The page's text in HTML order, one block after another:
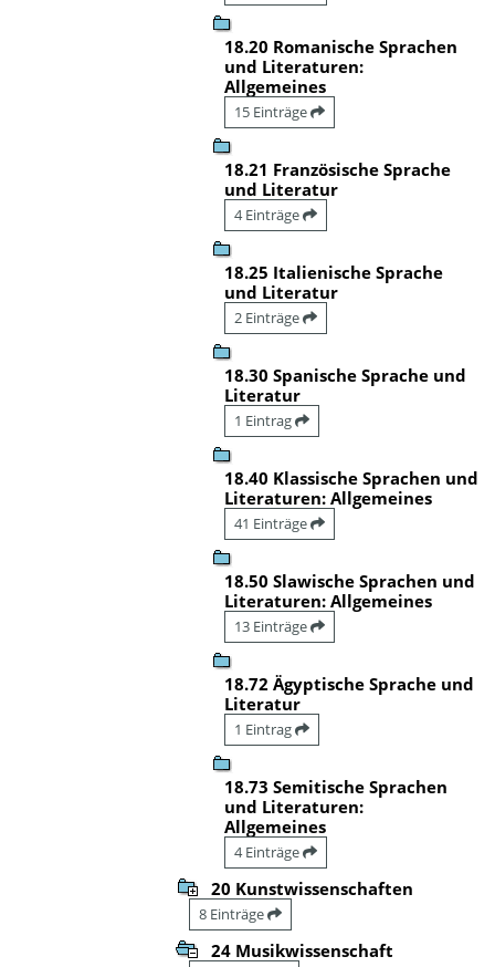
18.20 Romanische Sprachen
und Literaturen:
Allgemeines
15 Einträge
18.21 Französische Sprache
und Literatur
4 Einträge
18.25 Italienische Sprache
und Literatur
2 Einträge
18.30 Spanische Sprache und
Literatur
1 Eintrag
18.40 Klassische Sprachen und
Literaturen: Allgemeines
41 Einträge
18.50 Slawische Sprachen und
Literaturen: Allgemeines
13 Einträge
18.72 Ägyptische Sprache und
Literatur
1 Eintrag
18.73 Semitische Sprachen
und Literaturen:
Allgemeines
4 Einträge
20 Kunstwissenschaften
8 Einträge
24 Musikwissenschaft